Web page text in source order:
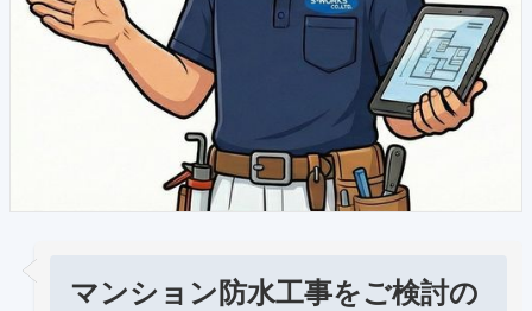
マンション防水工事をご検討の